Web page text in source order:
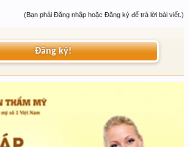
(Bạn phải Đăng nhập hoặc Đăng ký để trả lời bài viết.)
Đăng ký!